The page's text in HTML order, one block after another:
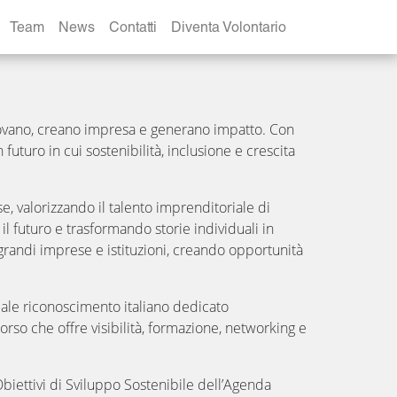
Team News Contatti Diventa Volontario
creano impresa e generano impatto. Con
in cui sostenibilità, inclusione e crescita
valorizzando il talento imprenditoriale di
futuro e trasformando storie individuali in
imprese e istituzioni, creando opportunità
riconoscimento italiano dedicato
che offre visibilità, formazione, networking e
di Sviluppo Sostenibile dell’Agenda